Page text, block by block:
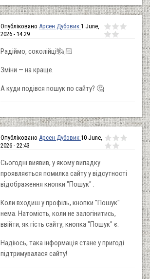
Опубліковано Арсен Дубовик 1 June,
2026 - 14:29
Радіймо, соколійці!🙋🏻
Зміни — на краще.
А куди подівся пошук по сайту? 🤔
Опубліковано Арсен Дубовик 10 June,
2026 - 22:43
Сьогодні виявив, у якому випадку
проявляється помилка сайту у відсутності
відображення кнопки "Пошук" .
Коли входиш у профіль, кнопки "Пошук"
нема. Натомість, коли не залогінитись,
ввійти, як гість сайту, кнопка "Пошук" є.
Надіюсь, така інформація стане у пригоді
підтримувалася сайту!